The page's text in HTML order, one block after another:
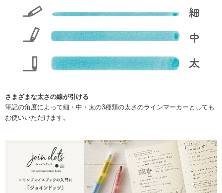
さまざまな太さの線が引ける
筆記の角度によって細・中・太の3種類の太さのラインマーカーとしても
お使いいただけます。